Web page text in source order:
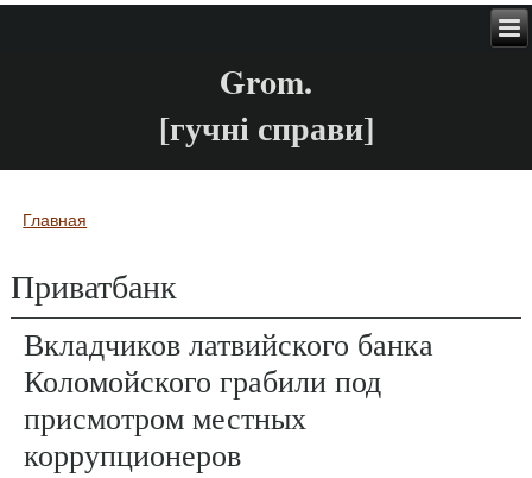
Grom.
[гучні справи]
Вы здесь
Главная
Приватбанк
Вкладчиков латвийского банка
Коломойского грабили под
присмотром местных
коррупционеров